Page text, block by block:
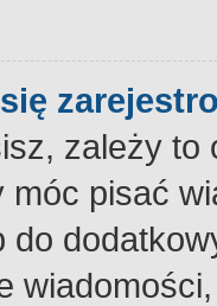
zależy
móc pisać
do